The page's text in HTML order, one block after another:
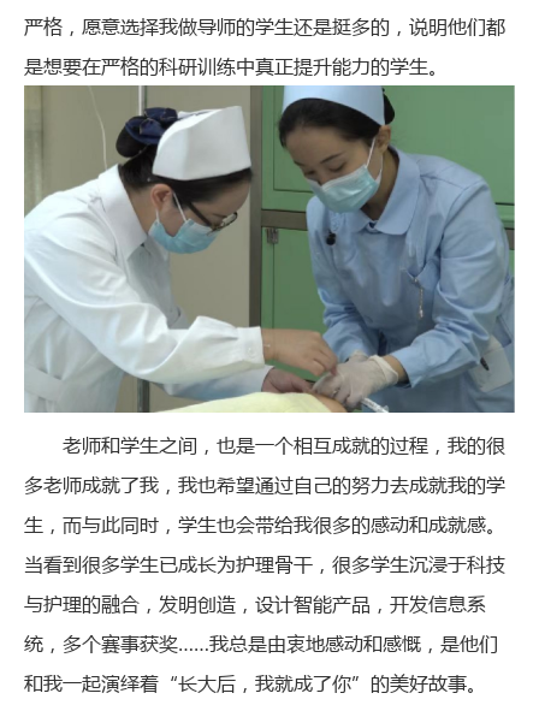
严格，愿意选择我做导师的学生还是挺多的，说明他们都
是想要在严格的科研训练中真正提升能力的学生。
老师和学生之间，也是一个相互成就的过程，我的很
多老师成就了我，我也希望通过自己的努力去成就我的学
生，而与此同时，学生也会带给我很多的感动和成就感。
当看到很多学生已成长为护理骨干，很多学生沉浸于科技
与护理的融合，发明创造，设计智能产品，开发信息系
统，多个赛事获奖……我总是由衷地感动和感慨，是他们
和我一起演绎着“长大后，我就成了你”的美好故事。